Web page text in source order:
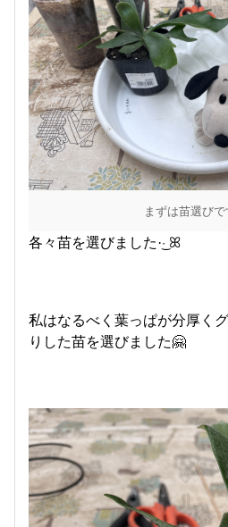
まずは苗選びで
各々苗を選びました·͜· ꕤ︎︎
私はなるべく葉っぱが分厚く
りした苗を選びました🤗